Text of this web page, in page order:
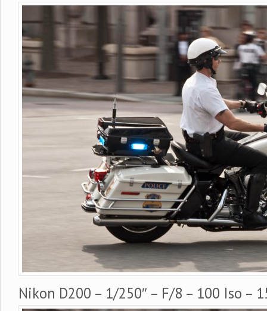
Nikon D200 – 1/250″ – F/8 – 100 Iso –